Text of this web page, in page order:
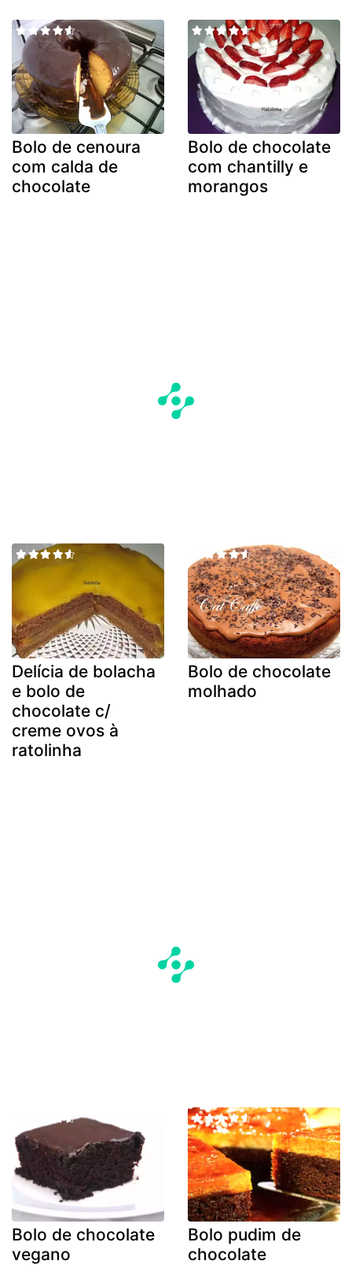
Bolo de cenoura
com calda de
chocolate
Bolo de chocolate
com chantilly e
morangos
Delícia de bolacha
e bolo de
chocolate c/
creme ovos à
ratolinha
Bolo de chocolate
molhado
Bolo de chocolate
vegano
Bolo pudim de
chocolate